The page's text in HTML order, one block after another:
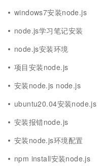
windows7安装node.js
node.js学习笔记安装
node.js安装环境
项目安装node.js
安装node.js node.js
ubuntu20.04安装node.js
安装报错node.js
安装node.js环境配置
npm install安装node.js